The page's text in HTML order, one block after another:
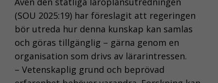
(SOU 2025:19) har föreslagit att regeringen
bör utreda hur denna kunskap kan samlas
och göras tillgänglig – gärna genom en
organisation som drivs av lärarintressen.
– Vetenskaplig grund och beprövad